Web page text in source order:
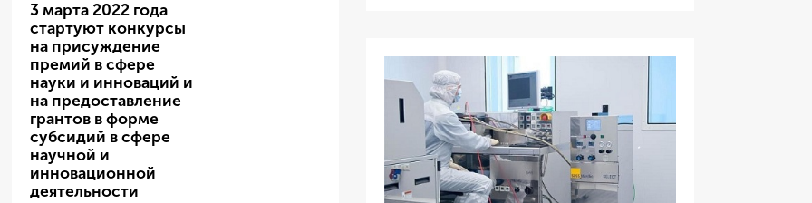
3 марта 2022 года
стартуют конкурсы
на присуждение
премий в сфере
науки и инноваций и
на предоставление
грантов в форме
субсидий в сфере
научной и
инновационной
деятельности